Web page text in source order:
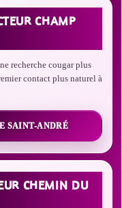
CHAMP
recherche cougar plus
contact plus naturel à
SAINT-ANDRÉ
CHEMIN DU